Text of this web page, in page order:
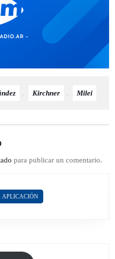
, Kirchner , Milei
para publicar un comentario.
APLICACIÓN